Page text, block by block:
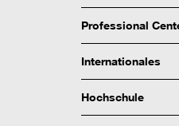
Professional
Internationales
Hochschule